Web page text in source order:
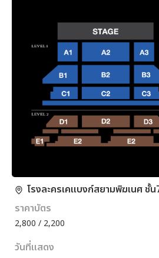
โรงละครเคแบงก์สยามพิฆเนศ ชั้
ราคาบัตร
2,800 / 2,200
วันที่แสดง